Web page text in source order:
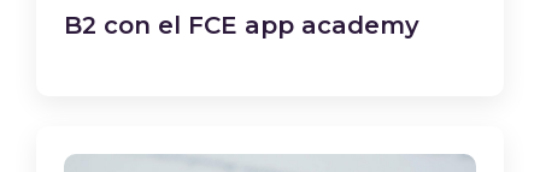
B2 con el FCE app academy